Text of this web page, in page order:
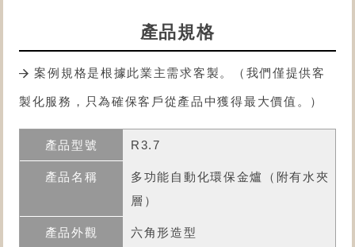
產品規格
案例規格是根據此業主需求客製。（我們僅提供客
製化服務，只為確保客戶從產品中獲得最大價值。）
R3.7
多功能自動化環保金爐
（附有水夾
層）
六角形造型